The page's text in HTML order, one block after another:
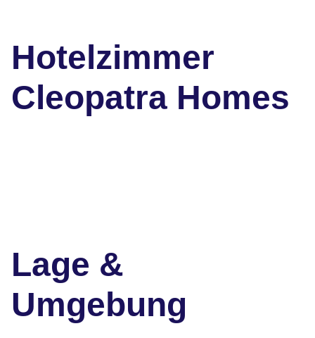
Hotelzimmer
Cleopatra Homes
Lage &
Umgebung